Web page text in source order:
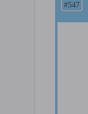
#547